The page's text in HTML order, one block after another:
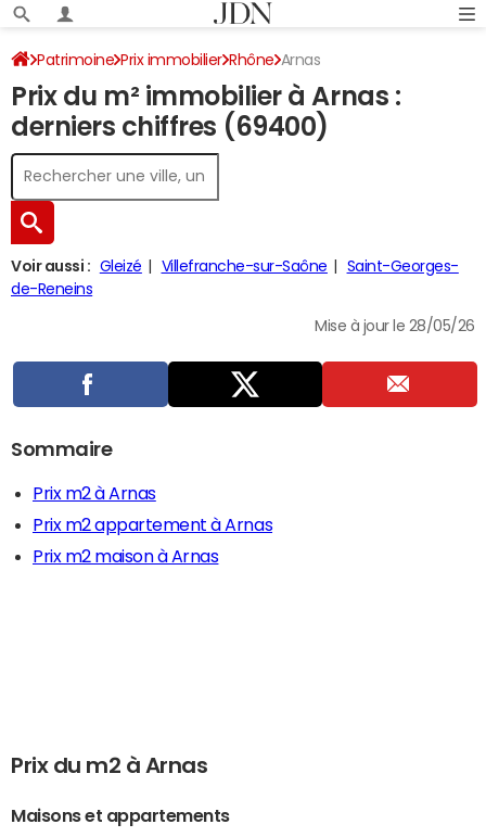
Patrimoine Prix immobilier Rhône Arnas
Prix du m² immobilier à Arnas :
derniers chiffres (69400)
Voir aussi : Gleizé Villefranche-sur-Saône
Saint-Georges-
de-Reneins
Mise à jour le 28/05/26
Sommaire
Prix m2 à Arnas
Prix m2 appartement à Arnas
Prix m2 maison à Arnas
Prix du m2 à Arnas
Maisons et appartements